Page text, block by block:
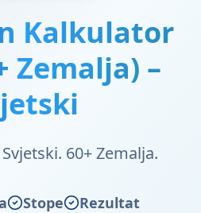
Kalkulator
Zemalja) –
60+ Zemalja.
Stope
Rezultat